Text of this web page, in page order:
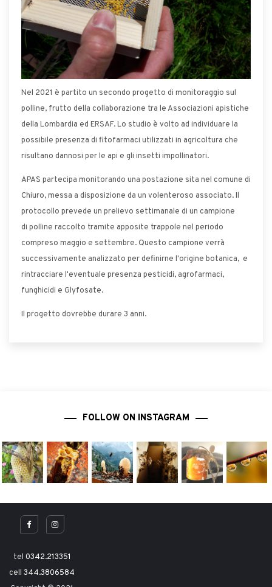
Nel 2021 è partito un secondo progetto di monitoraggio sul
polline, frutto della collaborazione tra le Associazioni apistiche
della Lombardia ed ERSAF. Lo studio è volto ad individuare la
possibile presenza di fitofarmaci utilizzati in agricoltura che
risultano dannosi per le api e gli insetti impollinatori.
APAS partecipa monitorando una postazione sita nel comune di
Chiuro, messa a disposizione da un volenteroso associato. Il
protocollo prevede un prelievo settimanale di un campione
di polline raccolto tramite apposite trappole nel periodo
compreso maggio e settembre. Questo campione verrà
successivamente analizzato per definirne l'origine botanica, e
rintracciare l'eventuale presenza pesticidi, agrofarmaci,
funghicidi e Glyfosate.
Il progetto dovrebbe durare 3 anni.
FOLLOW ON INSTAGRAM
tel 0342.213351
cell 344.3806584